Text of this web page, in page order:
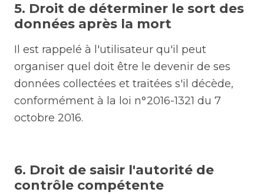
5. Droit de déterminer le sort des
données après la mort
Il est rappelé à l'utilisateur qu'il peut
organiser quel doit être le devenir de ses
données collectées et traitées s'il décède,
conformément à la loi n°2016-1321 du 7
octobre 2016.
6. Droit de saisir l'autorité de
contrôle compétente